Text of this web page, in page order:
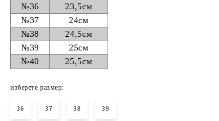
№36
23,5см
№37
24см
№38
24,5см
№39
25см
№40
25,5см
изберете размер:
36 37 38 39